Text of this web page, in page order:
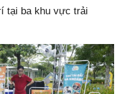
tại ba khu vực trải